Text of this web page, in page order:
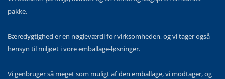
pakke.
Bæredygtighed er en nøgleværdi for virksomheden, og vi tager også
hensyn til miljøet i vore emballage-løsninger.
Vi genbruger så meget som muligt af den emballage, vi modtager, og